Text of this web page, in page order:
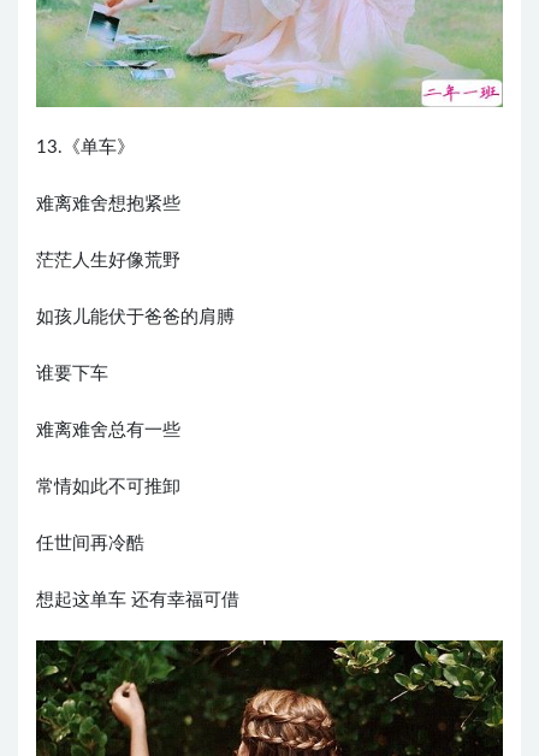
13.《单车》
难离难舍想抱紧些
茫茫人生好像荒野
如孩儿能伏于爸爸的肩膊
谁要下车
难离难舍总有一些
常情如此不可推卸
任世间再冷酷
想起这单车 还有幸福可借